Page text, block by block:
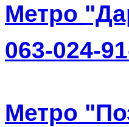
Метро
063-024-
Метро